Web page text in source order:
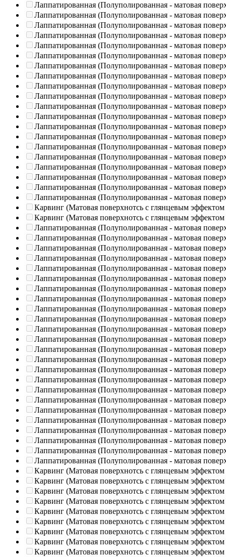
Лаппатированная (Полуполированная - матовая
Лаппатированная (Полуполированная - матовая
Лаппатированная (Полуполированная - матовая
Лаппатированная (Полуполированная - матовая
Лаппатированная (Полуполированная - матовая
Лаппатированная (Полуполированная - матовая
Лаппатированная (Полуполированная - матовая
Лаппатированная (Полуполированная - матовая
Лаппатированная (Полуполированная - матовая
Лаппатированная (Полуполированная - матовая
Лаппатированная (Полуполированная - матовая
Лаппатированная (Полуполированная - матовая
Лаппатированная (Полуполированная - матовая
Лаппатированная (Полуполированная - матовая
Лаппатированная (Полуполированная - матовая
Лаппатированная (Полуполированная - матовая
Лаппатированная (Полуполированная - матовая
Лаппатированная (Полуполированная - матовая
Лаппатированная (Полуполированная - матовая
Лаппатированная (Полуполированная - матовая
Карвинг (Матовая поверхнотсь с глянцевым эффектом
Карвинг (Матовая поверхнотсь с глянцевым эффектом
Лаппатированная (Полуполированная - матовая
Лаппатированная (Полуполированная - матовая
Лаппатированная (Полуполированная - матовая
Лаппатированная (Полуполированная - матовая
Лаппатированная (Полуполированная - матовая
Лаппатированная (Полуполированная - матовая
Лаппатированная (Полуполированная - матовая
Лаппатированная (Полуполированная - матовая
Лаппатированная (Полуполированная - матовая
Лаппатированная (Полуполированная - матовая
Лаппатированная (Полуполированная - матовая
Лаппатированная (Полуполированная - матовая
Лаппатированная (Полуполированная - матовая
Лаппатированная (Полуполированная - матовая
Лаппатированная (Полуполированная - матовая
Лаппатированная (Полуполированная - матовая
Лаппатированная (Полуполированная - матовая
Лаппатированная (Полуполированная - матовая
Лаппатированная (Полуполированная - матовая
Лаппатированная (Полуполированная - матовая
Лаппатированная (Полуполированная - матовая
Лаппатированная (Полуполированная - матовая
Лаппатированная (Полуполированная - матовая
Лаппатированная (Полуполированная - матовая
Карвинг (Матовая поверхнотсь с глянцевым эффектом
Карвинг (Матовая поверхнотсь с глянцевым эффектом
Карвинг (Матовая поверхнотсь с глянцевым эффектом
Карвинг (Матовая поверхнотсь с глянцевым эффектом
Карвинг (Матовая поверхнотсь с глянцевым эффектом
Карвинг (Матовая поверхнотсь с глянцевым эффектом
Карвинг (Матовая поверхнотсь с глянцевым эффектом
Карвинг (Матовая поверхнотсь с глянцевым эффектом
Карвинг (Матовая поверхнотсь с глянцевым эффектом